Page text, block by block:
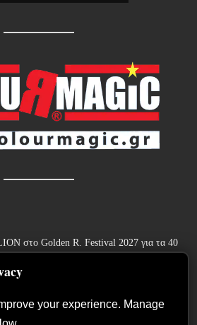
στο Golden R. Festival 2027 για τα 40
Rock 2026, Plovdiv BG – Day 3. Paradise
your experience. Manage